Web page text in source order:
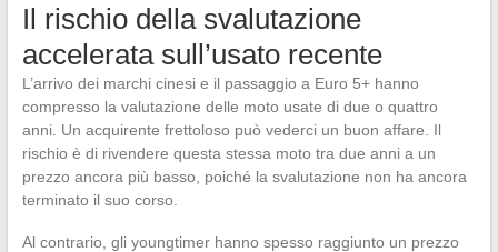
Il rischio della svalutazione
accelerata sull’usato recente
L’arrivo dei marchi cinesi e il passaggio a Euro 5+ hanno
compresso la valutazione delle moto usate di due o quattro
anni. Un acquirente frettoloso può vederci un buon affare. Il
rischio è di rivendere questa stessa moto tra due anni a un
prezzo ancora più basso, poiché la svalutazione non ha ancora
terminato il suo corso.
Al contrario, gli youngtimer hanno spesso raggiunto un prezzo